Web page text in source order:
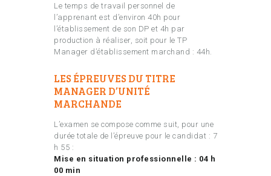
Le temps de travail personnel de
l’apprenant est d’environ 40h pour
l’établissement de son DP et 4h par
production à réaliser, soit pour le TP
Manager d’établissement marchand : 44h.
LES ÉPREUVES DU TITRE
MANAGER D’UNITÉ
MARCHANDE
L’examen se compose comme suit, pour une
durée totale de l’épreuve pour le candidat : 7
h 55 :
Mise en situation professionnelle : 04 h
00 min